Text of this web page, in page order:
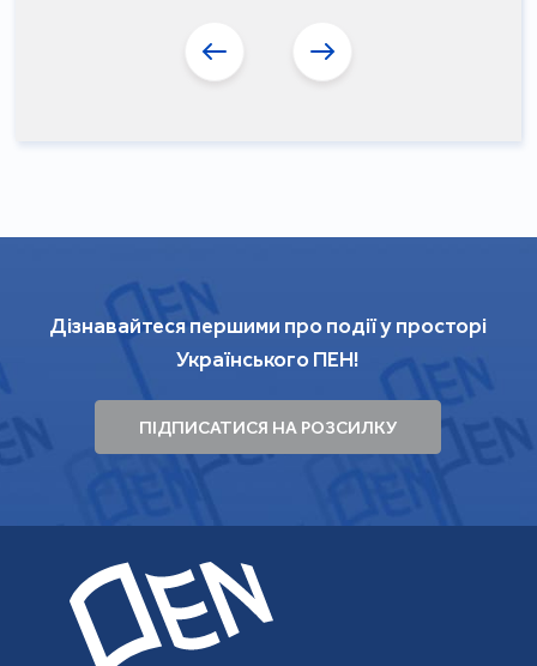
Дізнавайтеся першими про події у просторі
Українського ПЕН!
ПІДПИСАТИСЯ НА РОЗСИЛКУ